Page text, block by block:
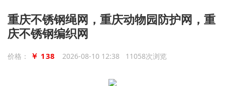
重庆不锈钢绳网，重庆动物园防护网，重
庆不锈钢编织网
价格： ￥ 138 2026-08-10 12:38 11058次浏览